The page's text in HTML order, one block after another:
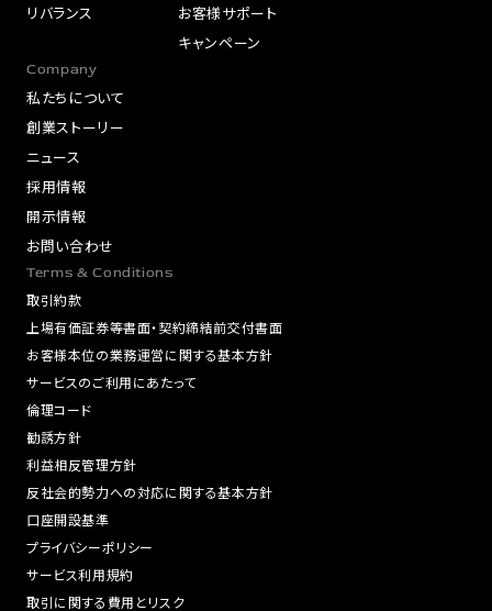
リバランス
お客様サポート
キャンペーン
Company
私たちについて
創業ストーリー
ニュース
採用情報
開示情報
お問い合わせ
Terms & Conditions
取引約款
上場有価証券等書面・契約締結前交付書面
お客様本位の業務運営に関する基本方針
サービスのご利用にあたって
倫理コード
勧誘方針
利益相反管理方針
反社会的勢力への対応に関する基本方針
口座開設基準
プライバシーポリシー
サービス利用規約
取引に関する費用とリスク